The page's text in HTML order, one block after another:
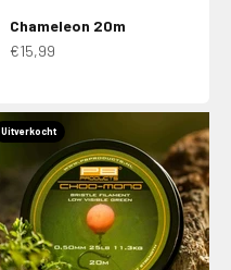
Chameleon 20m
Aanbiedingsprijs
€15,99
Uitverkocht